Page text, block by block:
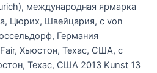
международная ярмарка
Цюрих, Швейцария, с von
Германия
Хьюстон, Техас, США, с
Техас, США 2013 Kunst 13